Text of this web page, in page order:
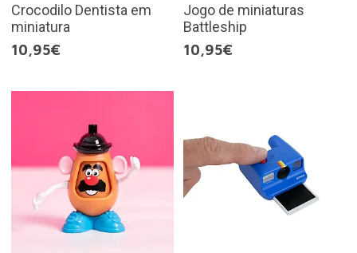
Crocodilo Dentista em
miniatura
10,95€
Jogo de miniaturas
Battleship
10,95€